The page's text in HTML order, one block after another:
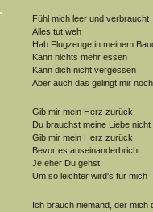
Fühl mich leer und verbraucht
Alles tut weh
Hab Flugzeuge in meinem
Kann nichts mehr essen
Kann dich nicht vergessen
Aber auch das gelingt mir noch
Gib mir mein Herz zurück
Du brauchst meine Liebe nicht
Gib mir mein Herz zurück
Bevor es auseinanderbricht
Je eher Du gehst
Um so leichter wird's für mich
Ich brauch niemand, der mich